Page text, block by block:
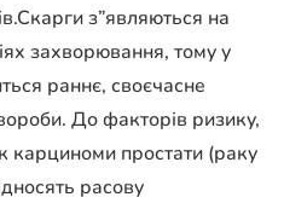
з”являються на
захворювання, тому у
раннє, своєчасне
До факторів ризику,
карциноми простати (раку
расову